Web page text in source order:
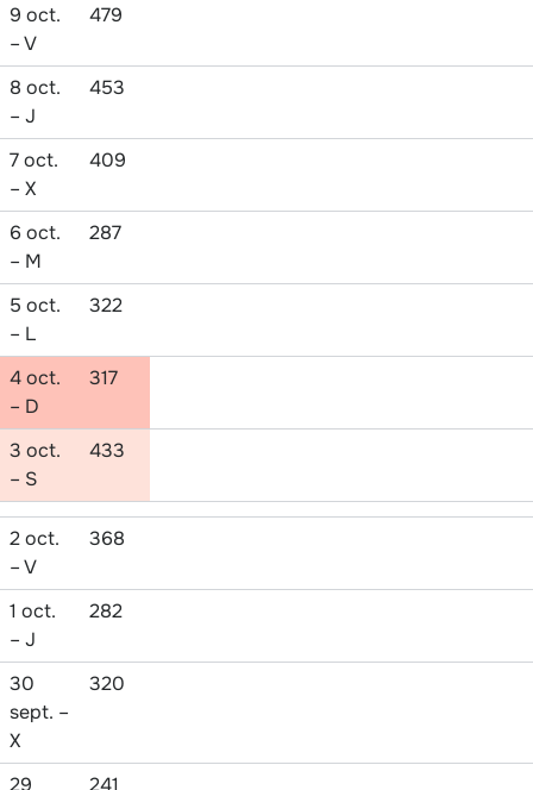
9 oct.
– V
479
8 oct.
– J
453
7 oct.
– X
409
6 oct.
– M
287
5 oct.
– L
322
4 oct.
– D
317
3 oct.
– S
433
2 oct.
– V
368
1 oct.
– J
282
30
sept. –
X
320
29 241